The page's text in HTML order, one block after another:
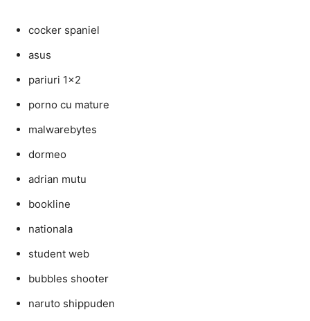
cocker spaniel
asus
pariuri 1×2
porno cu mature
malwarebytes
dormeo
adrian mutu
bookline
nationala
student web
bubbles shooter
naruto shippuden